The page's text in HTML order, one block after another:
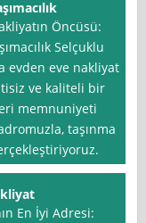
Öncüsü:
Selçuklu
evden eve nakliyat
ve kaliteli bir
memnuniyeti
taşınma
En İyi Adresi: